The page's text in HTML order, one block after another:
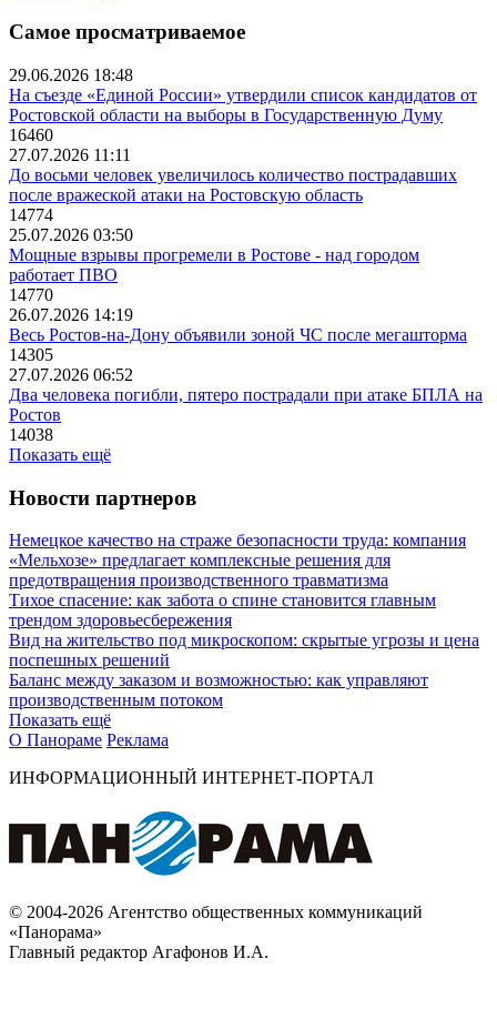
Самое просматриваемое
29.06.2026 18:48
На съезде «Единой России» утвердили список кандидатов от
Ростовской области на выборы в Государственную Думу
16460
27.07.2026 11:11
До восьми человек увеличилось количество пострадавших
после вражеской атаки на Ростовскую область
14774
25.07.2026 03:50
Мощные взрывы прогремели в Ростове - над городом
работает ПВО
14770
26.07.2026 14:19
Весь Ростов-на-Дону объявили зоной ЧС после мегашторма
14305
27.07.2026 06:52
Два человека погибли, пятеро пострадали при атаке БПЛА на
Ростов
14038
Показать ещё
Новости партнеров
Немецкое качество на страже безопасности труда: компания
«Мельхозе» предлагает комплексные решения для
предотвращения производственного травматизма
Тихое спасение: как забота о спине становится главным
трендом здоровьесбережения
Вид на жительство под микроскопом: скрытые угрозы и цена
поспешных решений
Баланс между заказом и возможностью: как управляют
производственным потоком
Показать ещё
О Панораме Реклама
ИНФОРМАЦИОННЫЙ ИНТЕРНЕТ-ПОРТАЛ
© 2004-2026 Агентство общественных коммуникаций
«Панорама»
Главный редактор Агафонов И.А.